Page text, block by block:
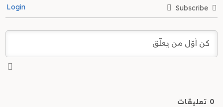
Subscribe
0 تعليقات